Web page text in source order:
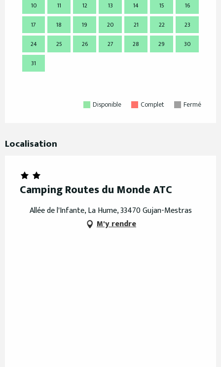
10
11 12 13 14 15
16
17
18 19 20 21 22
23
24
25 26 27 28 29
30
31
Disponible Complet Fermé
Localisation
Camping Routes du Monde ATC
Allée de l'Infante, La Hume, 33470 Gujan-Mestras
M'y rendre